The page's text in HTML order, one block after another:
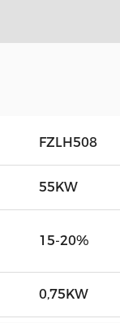
FZLH508
55KW
15-20%
0,75KW